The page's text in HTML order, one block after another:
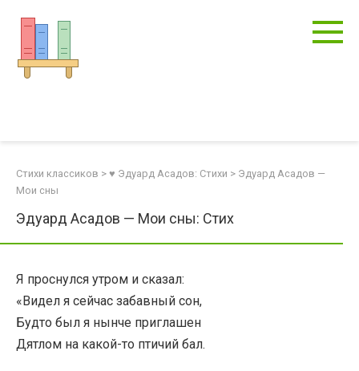
контенту
Стихи классиков > ♥ Эдуард Асадов: Стихи > Эдуард Асадов —
Мои сны
Эдуард Асадов — Мои сны: Стих
Я проснулся утром и сказал:
«Видел я сейчас забавный сон,
Будто был я нынче приглашен
Дятлом на какой-то птичий бал.